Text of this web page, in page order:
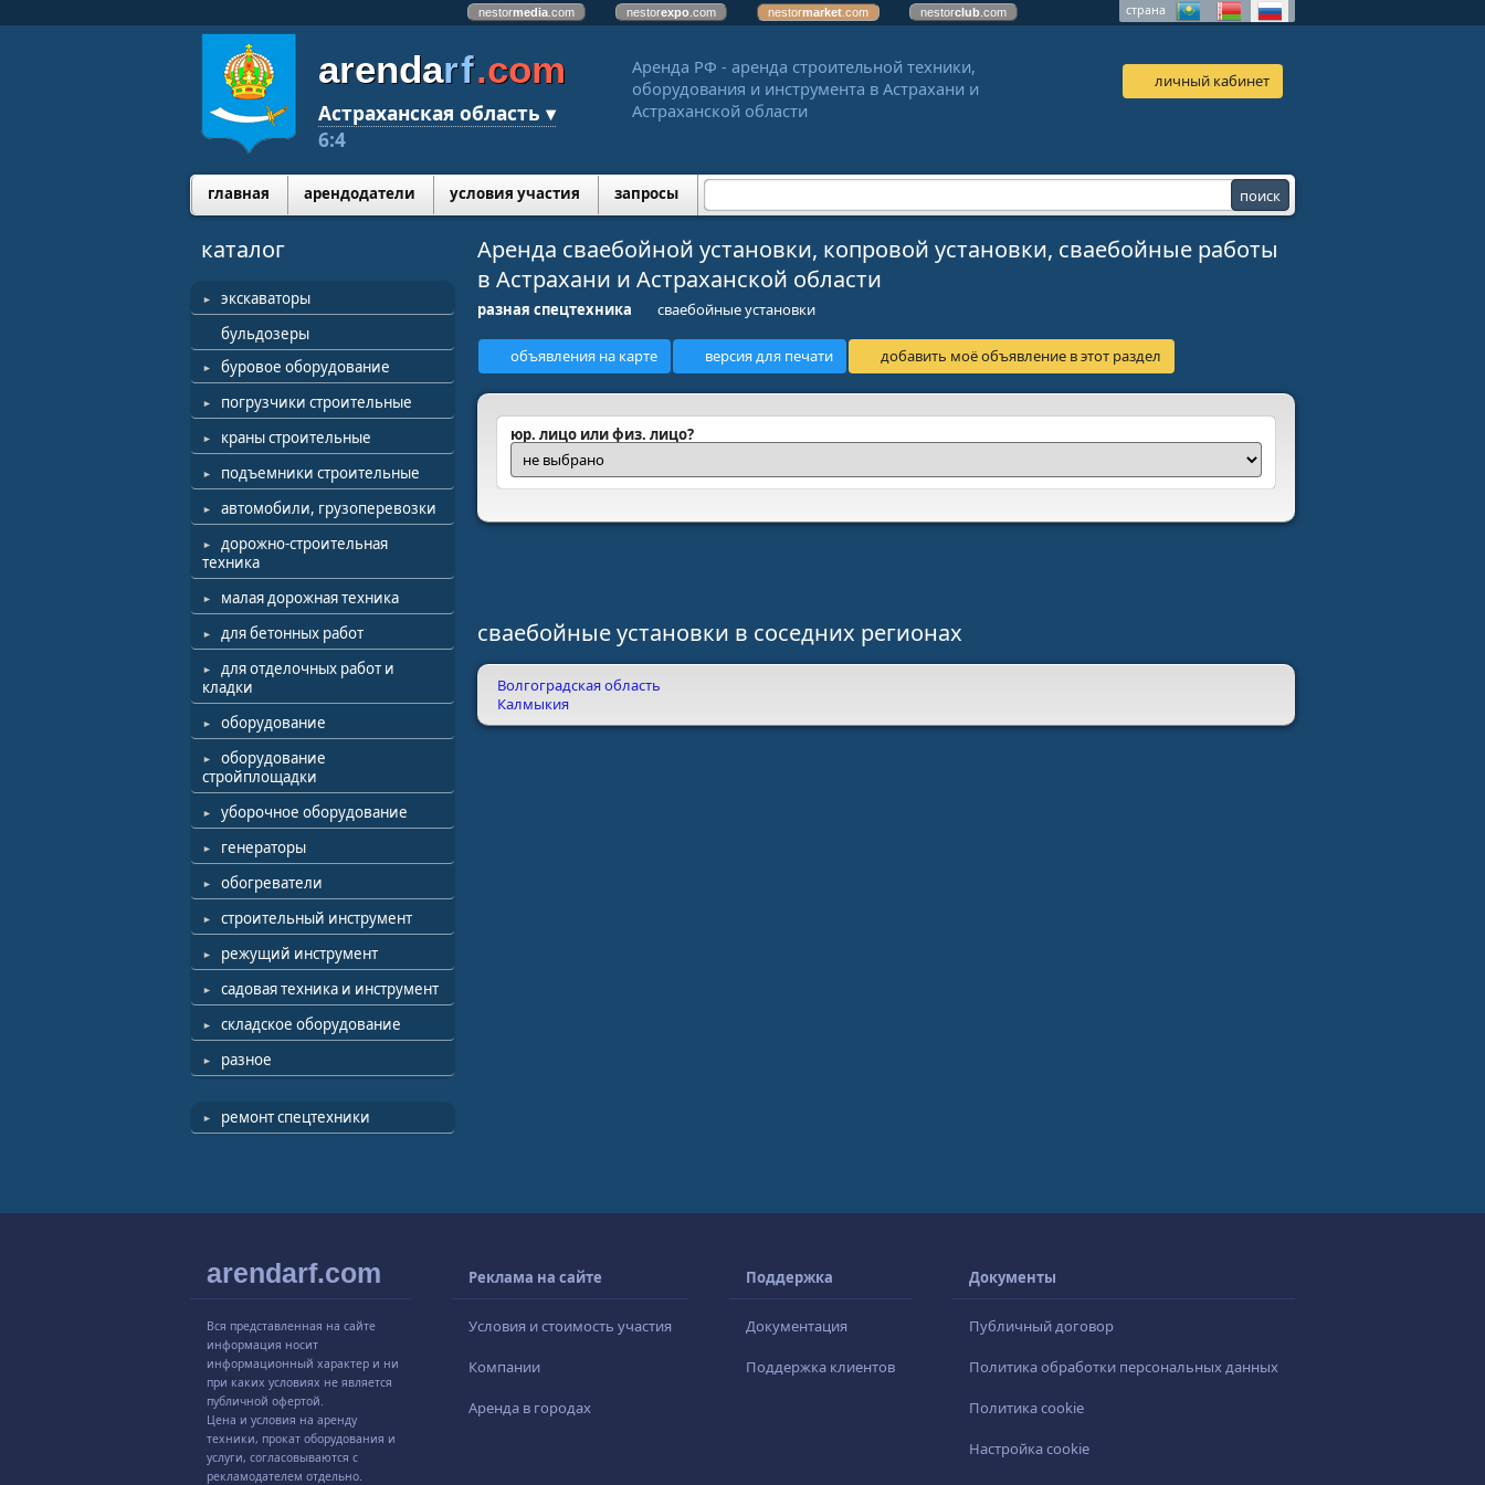
nestormedia .com nestorexpo .com nestormarket .com nestorclub .com страна
arendarf.com
Астраханская область ▾
6:4
Аренда РФ - аренда строительной техники,
оборудования и инструмента в Астрахани и
Астраханской области
личный кабинет
главная арендодатели условия участия запросы
каталог
экскаваторы
бульдозеры
буровое оборудование
погрузчики строительные
краны строительные
подъемники строительные
автомобили, грузоперевозки
дорожно-строительная
техника
малая дорожная техника
для бетонных работ
для отделочных работ и
кладки
оборудование
оборудование
стройплощадки
уборочное оборудование
генераторы
обогреватели
строительный инструмент
режущий инструмент
садовая техника и инструмент
складское оборудование
разное
ремонт спецтехники
Аренда сваебойной установки, копровой установки, сваебойные работы
в Астрахани и Астраханской области
разная спецтехника сваебойные установки
объявления на карте версия для печати добавить моё объявление в этот раздел
юр. лицо или физ. лицо?
сваебойные установки в соседних регионах
Волгоградская область
Калмыкия
arendarf.com
Вся представленная на сайте
информация носит
информационный характер и ни
при каких условиях не является
публичной офертой.
Цена и условия на аренду
техники, прокат оборудования и
услуги, согласовываются с
рекламодателем отдельно.
Реклама на сайте
Условия и стоимость участия
Компании
Аренда в городах
Поддержка
Документация
Поддержка клиентов
Документы
Публичный договор
Политика обработки персональных данных
Политика cookie
Настройка cookie